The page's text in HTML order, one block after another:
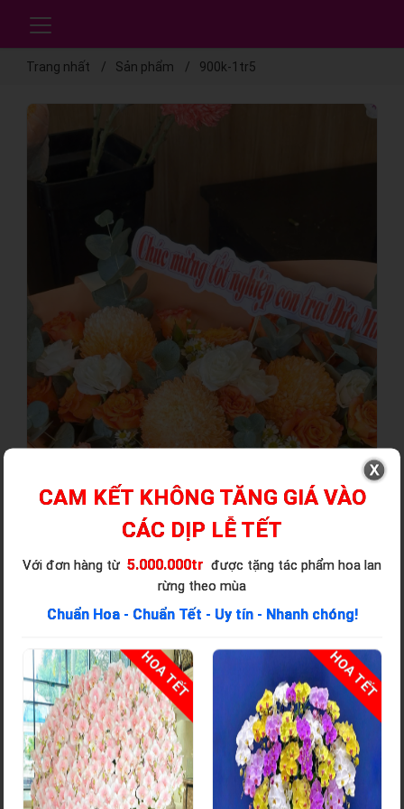
Trang nhất Sản phẩm 900k-1tr5
CAM KẾT KHÔNG TĂNG GIÁ VÀO
CÁC DỊP LỄ TẾT
Với đơn hàng từ 5.000.000tr được tặng tác phẩm hoa lan
rừng theo mùa
Chuẩn Hoa - Chuẩn Tết - Uy tín - Nhanh chóng!
HOA TẾT HOA TẾT